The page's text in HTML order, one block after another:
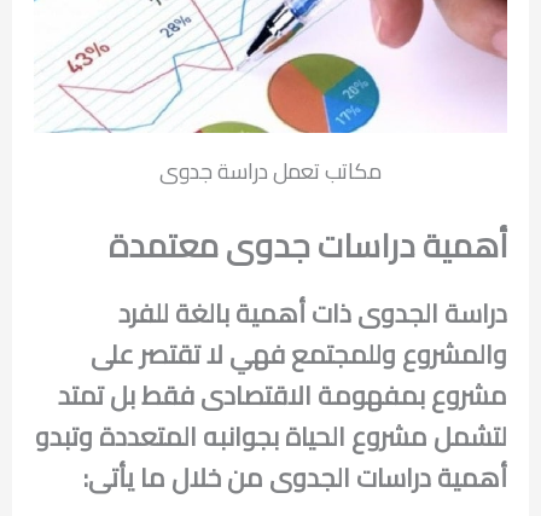
مكاتب تعمل دراسة جدوى
أهميةدراسات جدوى معتمدة
دراسة الجدوى ذات أهمية بالغة للفرد
والمشروع وللمجتمع فهي لا تقتصر على
مشروع بمفهومة الاقتصادى فقط بل تمتد
لتشمل مشروع الحياة بجوانبه المتعددة وتبدو
أهمية دراسات الجدوى من خلال ما يأتى: